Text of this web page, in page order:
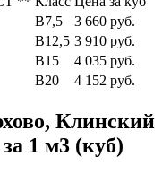
В7,5
3 660 руб.
В12,5 3 910 руб.
В15
4 035 руб.
В20 4 152 руб.
Клинский
1 м3 (куб)